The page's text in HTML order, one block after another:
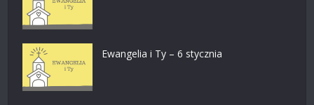
Ewangelia i Ty – 6 stycznia